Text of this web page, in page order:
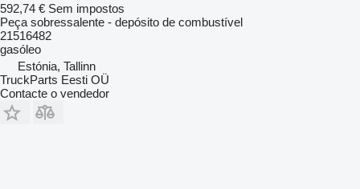
592,74 € Sem impostos
Peça sobressalente - depósito de combustível
21516482
gasóleo
Estónia, Tallinn
TruckParts Eesti OÜ
Contacte o vendedor